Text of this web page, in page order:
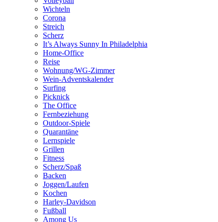
Wichteln
Corona
Streich
Scherz
It’s Always Sunny In Philadelphia
Home-Office
Reise
Wohnung/WG-Zimmer
Wein-Adventskalender
Surfing
Picknick
The Office
Fernbeziehung
Outdoor-Spiele
Quarantäne
Lernspiele
Grillen
Fitness
Scherz/Spaß
Backen
Joggen/Laufen
Kochen
Harley-Davidson
Fußball
Among Us